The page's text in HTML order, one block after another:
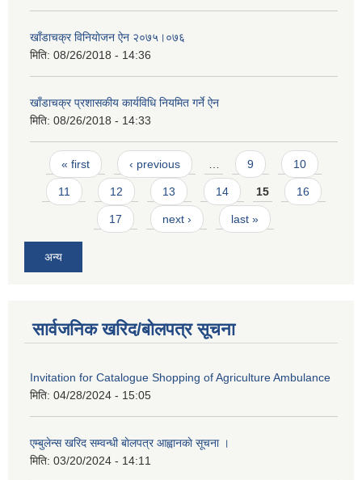
खाँडाचक्र विनियाेजन ऐन २०७५।०७६
मिति: 08/26/2018 - 14:36
खाँडाचक्र प्रशासकीय कार्यविधि नियमित गर्ने ऐन
मिति: 08/26/2018 - 14:33
Pages
« first ‹ previous … 9 10
11 12 13 14 15 16
17 next › last »
अन्य
सार्वजनिक खरिद/बोलपत्र सूचना
Invitation for Catalogue Shopping of Agriculture Ambulance
मिति: 04/28/2024 - 15:05
एम्बुलेन्स खरिद सम्वन्धी बाेलपत्र आह्वानकाे सूचना ।
मिति: 03/20/2024 - 14:11